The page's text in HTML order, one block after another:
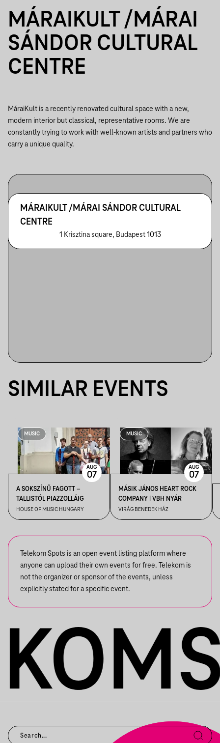
MÁRAIKULT /MÁRAI
SÁNDOR CULTURAL
CENTRE
MáraiKult is a recently renovated cultural space with a new,
modern interior but classical, representative rooms. We are
constantly trying to work with well-known artists and partners who
carry a unique quality.
MÁRAIKULT /MÁRAI SÁNDOR CULTURAL
CENTRE
1 Krisztina square, Budapest 1013
SIMILAR EVENTS
MUSIC
A SOKSZÍNŰ FAGOTT –
TALLISTÓL PIAZZOLLÁIG
HOUSE OF MUSIC HUNGARY
AUG
07
MUSIC
MÁSIK JÁNOS HEART ROCK
COMPANY | VBH NYÁR
VIRÁG BENEDEK HÁZ
AUG
07
Telekom Spots is an open event listing platform where
anyone can upload their own events for free. Telekom is
not the organizer or sponsor of the events, unless
explicitly stated for a specific event.